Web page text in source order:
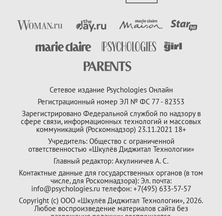
Сетевое издание Psychologies Онлайн
Регистрационный номер ЭЛ № ФС 77 - 82353
Зарегистрировано Федеральной службой по надзору в
сфере связи, информационных технологий и массовых
коммуникаций (Роскомнадзор) 23.11.2021 18+
Учредитель: Общество с ограниченной
ответственностью «Шкулёв Диджитал Технологии»
Главный редактор: Акулиничев А. С.
Контактные данные для государственных органов (в том
числе, для Роскомнадзора): Эл. почта:
info@psychologies.ru телефон: +7(495) 633-57-57
Copyright (с) ООО «Шкулёв Диджитал Технологии», 2026.
Любое воспроизведение материалов сайта без